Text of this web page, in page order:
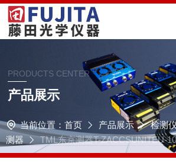
PRODUCTS CENTER
产品展示
当前位置： 首页 产品展示 检测
测器
TML东京测器T-ZACCSUNITEU-